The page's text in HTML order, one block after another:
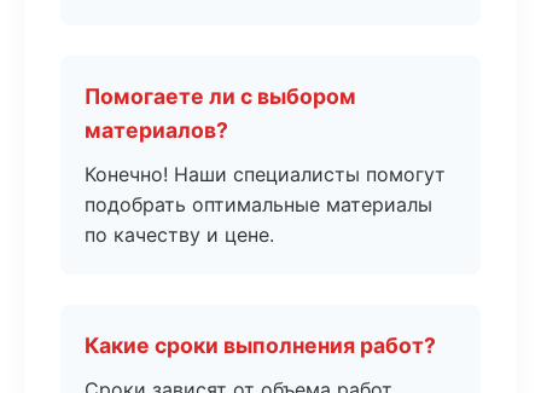
Помогаете ли с выбором
материалов?
Конечно! Наши специалисты помогут
подобрать оптимальные материалы
по качеству и цене.
Какие сроки выполнения работ?